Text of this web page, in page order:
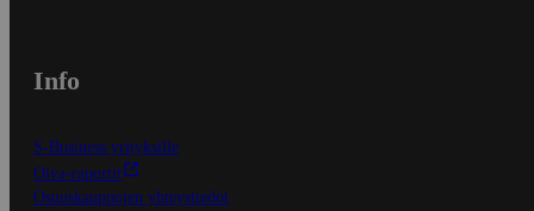
Info
S-Business yrityksille
Oiva-raportit
Osuuskauppojen yhteystiedot